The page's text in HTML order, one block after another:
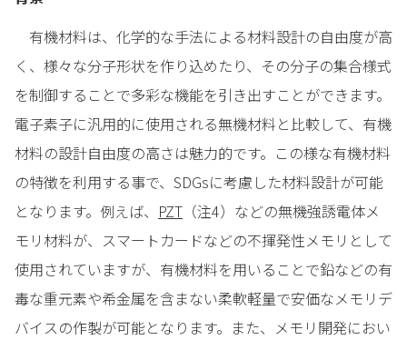
有機材料は、化学的な手法による材料設計の自由度が高
く、様々な分子形状を作り込めたり、その分子の集合様式
を制御することで多彩な機能を引き出すことができます。
電子素子に汎用的に使用される無機材料と比較して、有機
材料の設計自由度の高さは魅力的です。この様な有機材料
の特徴を利用する事で、SDGsに考慮した材料設計が可能
となります。例えば、 PZT （注4）などの無機強誘電体メ
モリ材料が、スマートカードなどの不揮発性メモリとして
使用されていますが、有機材料を用いることで鉛などの有
毒な重元素や希金属を含まない柔軟軽量で安価なメモリデ
バイスの作製が可能となります。また、メモリ開発におい